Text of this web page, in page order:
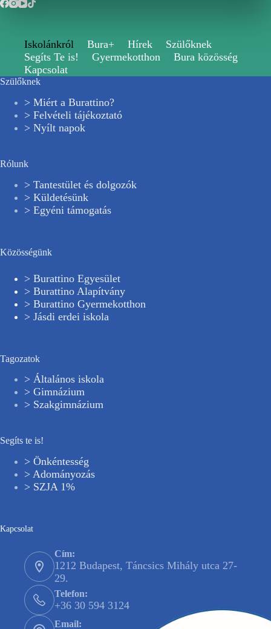
Iskolánkról Bura+ Hírek
Szülőknek
Segíts Te is!
Gyermekotthon
Bura közösség
Kapcsolat
Szülőknek
> Miért a Burattino?
> Felvételi tájékoztató
> Nyílt napok
Rólunk
> Tantestület és dolgozók
> Küldetésünk
> Egyéni támogatás
Közösségünk
> Burattino Egyesület
> Burattino Alapítvány
> Burattino Gyermekotthon
> Jásdi erdei iskola
Tagozatok
> Általános iskola
> Gimnázium
> Szakgimnázium
Segíts te is!
> Önkéntesség
> Adományozás
> SZJA 1%
Kapcsolat
Cím:
1212 Budapest, Táncsics Mihály utca 27-
29.
Telefon:
+36 30 594 3124
Email: